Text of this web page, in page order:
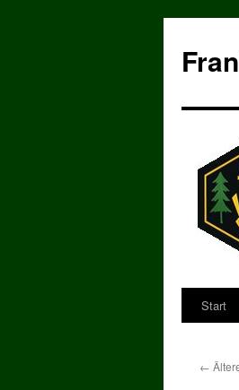
springen
Start
←